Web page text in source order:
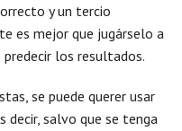
y un tercio
es mejor que jugárselo a
los resultados.
se puede querer usar
decir, salvo que se tenga